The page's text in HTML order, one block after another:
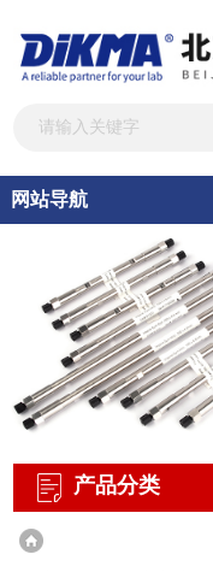
网站导航
产品分类